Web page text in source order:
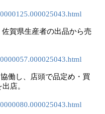
佐賀県生産者の出品から売
働し、店頭で品定め・買
店。